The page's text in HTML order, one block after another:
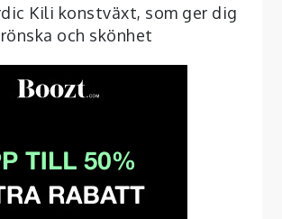
Kili konstväxt, som ger dig
och skönhet